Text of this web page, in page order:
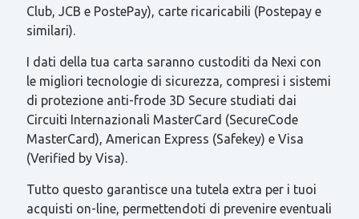
Club, JCB e PostePay), carte ricaricabili (Postepay e
similari).
I dati della tua carta saranno custoditi da Nexi con
le migliori tecnologie di sicurezza, compresi i sistemi
di protezione anti-frode 3D Secure studiati dai
Circuiti Internazionali MasterCard (SecureCode
MasterCard), American Express (Safekey) e Visa
(Verified by Visa).
Tutto questo garantisce una tutela extra per i tuoi
acquisti on-line, permettendoti di prevenire eventuali